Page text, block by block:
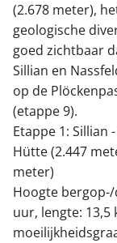
(2.678 meter),
geologische
goed zichtbaar
Sillian en
op de
(etappe 9).
Etappe 1: Sillian
Hütte (2.447
meter)
Hoogte
uur, lengte: